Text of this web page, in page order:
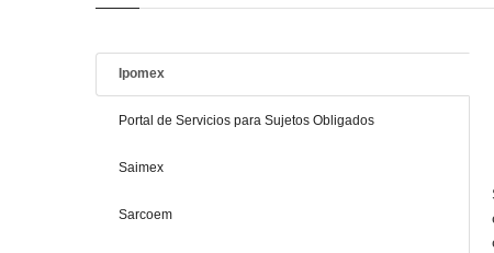
Ipomex
Portal de Servicios para Sujetos Obligados
Saimex
Sarcoem